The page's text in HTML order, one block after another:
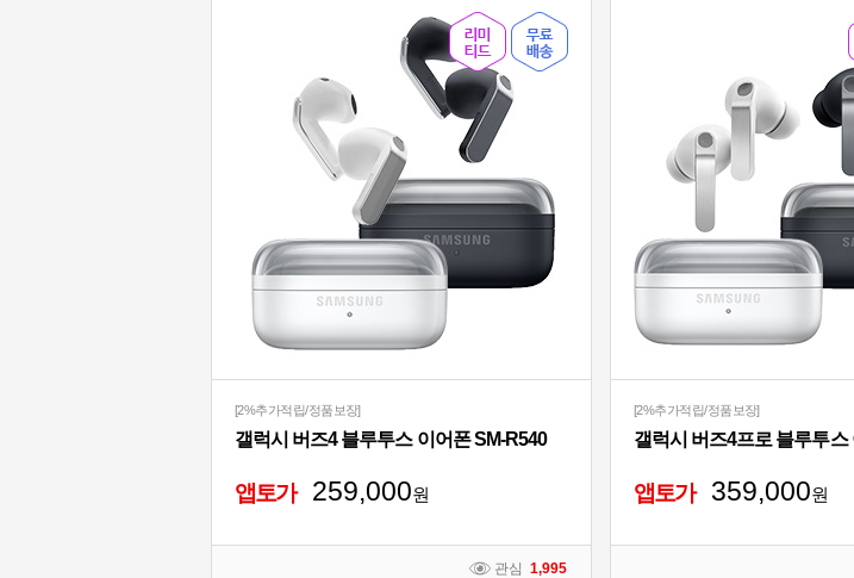
관심 1,995
[2%추가적립/정품보장]
갤럭시 버즈4 블루투스 이어폰 SM-R540
앱토가 259,000원
[2%추가적립/정품보장]
앱토가 359,000원